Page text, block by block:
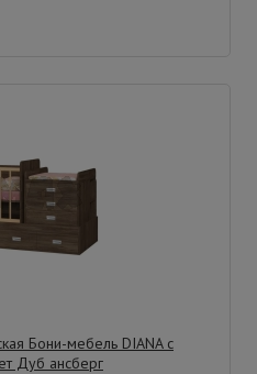
Бони-мебель DIANA с
Дуб ансберг